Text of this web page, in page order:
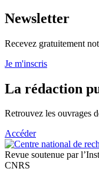
Newsletter
Recevez gratuitement
Je m'inscris
La rédaction
Retrouvez les ouvrages
Accéder
Revue soutenue par
CNRS